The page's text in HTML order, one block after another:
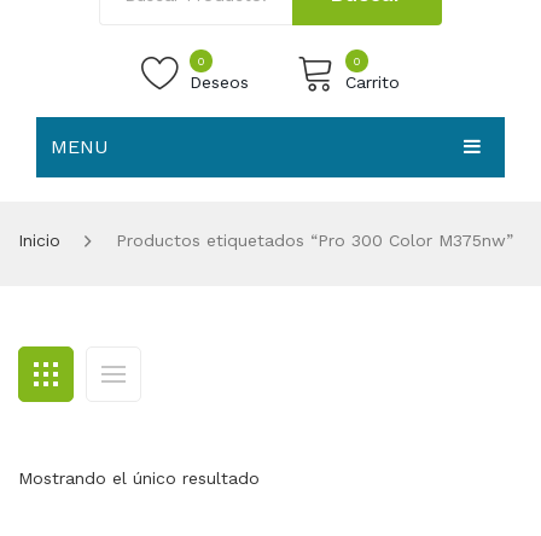
0
Deseos
0
Carrito
MENU
BLOG
CONTACTO
Inicio Productos etiquetados “Pro 300 Color M375nw”
Mostrando el único resultado